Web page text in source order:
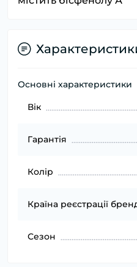
Основні характеристики
Вік
Гарантія
Колір
Країна реєстрації
Сезон